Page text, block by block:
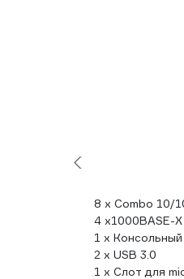
8 x Combo 10/
4 x1000BASE-X
1 x
2 x USB 3.0
1 x Слот для